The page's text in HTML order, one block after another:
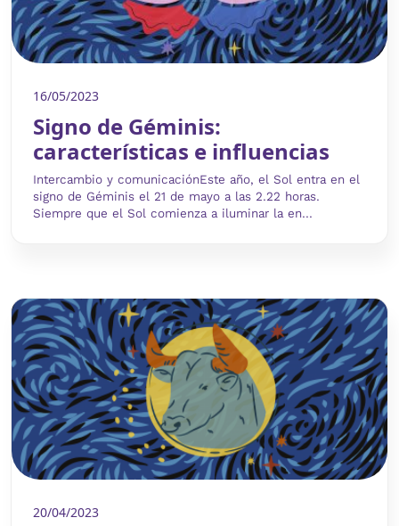
16/05/2023
Signo de Géminis:
características e influencias
Intercambio y comunicaciónEste año, el Sol entra en el
signo de Géminis el 21 de mayo a las 2.22 horas.
Siempre que el Sol comienza a iluminar la en...
20/04/2023